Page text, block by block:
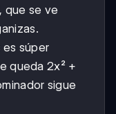
, que se ve
es súper
queda 2x² +
sigue